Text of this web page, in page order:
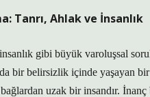
Tanrı, Ahlak ve İnsanlık
gibi büyük varoluşsal
bir belirsizlik içinde yaşayan
uzak bir insandır.